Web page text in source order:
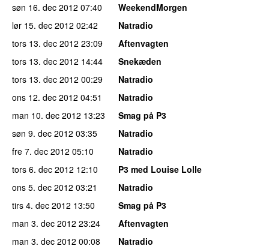
søn 16. dec 2012 07:40
WeekendMorgen
lør 15. dec 2012 02:42
Natradio
tors 13. dec 2012 23:09
Aftenvagten
tors 13. dec 2012 14:44
Snekæden
tors 13. dec 2012 00:29
Natradio
ons 12. dec 2012 04:51
Natradio
man 10. dec 2012 13:23
Smag på P3
søn 9. dec 2012 03:35
Natradio
fre 7. dec 2012 05:10
Natradio
tors 6. dec 2012 12:10
P3 med Louise Lolle
ons 5. dec 2012 03:21
Natradio
tirs 4. dec 2012 13:50
Smag på P3
man 3. dec 2012 23:24
Aftenvagten
man 3. dec 2012 00:08
Natradio